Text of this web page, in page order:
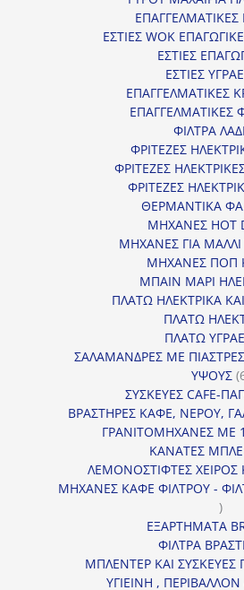
ΕΠΑΓΓΕΛΜΑΤΙΚΕΣ
ΕΣΤΙΕΣ WOK
ΕΣΤΙΕΣ
ΕΣΤΙΕΣ
ΕΠΑΓΓΕΛΜΑΤΙΚΕΣ
ΕΠΑΓΓΕΛΜΑΤΙΚΕΣ
ΦΙΛΤΡΑ
ΦΡΙΤΕΖΕΣ
ΦΡΙΤΕΖΕΣ
ΦΡΙΤΕΖΕΣ
ΘΕΡΜΑΝΤΙΚΑ
ΜΗΧΑΝΕΣ HOT
ΜΗΧΑΝΕΣ ΓΙΑ ΜΑΛΛΙ
ΜΗΧΑΝΕΣ ΠΟΠ
ΜΠΑΙΝ ΜΑΡΙ
ΠΛΑΤΩ ΗΛΕΚΤΡΙΚΑ
ΠΛΑΤΩ
ΠΛΑΤΩ
ΣΑΛΑΜΑΝΔΡΕΣ ΜΕ
ΥΨΟΥΣ
ΣΥΣΚΕΥΕΣ CAFE-
ΒΡΑΣΤΗΡΕΣ ΚΑΦΕ, ΝΕΡΟΥ,
ΓΡΑΝΙΤΟΜΗΧΑΝΕΣ ΜΕ
ΚΑΝΑΤΕΣ
ΛΕΜΟΝΟΣΤΙΦΤΕΣ ΧΕΙΡΟΣ
ΜΗΧΑΝΕΣ ΚΑΦΕ ΦΙΛΤΡΟΥ -
16
ΕΞΑΡΤΗΜΑΤΑ
ΦΙΛΤΡΑ
ΜΠΛΕΝΤΕΡ ΚΑΙ ΣΥΣΚΕΥΕΣ
ΥΓΙΕΙΝΗ , ΠΕΡΙΒΑΛΛΟΝ